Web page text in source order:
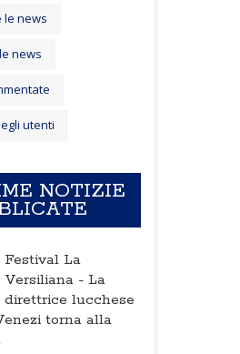
le news
news
utenti
NOTIZIE
Festival La
Versiliana - La
direttrice lucchese
torna alla